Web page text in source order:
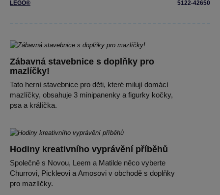
LEGO®
5122-42650
Zábavná stavebnice s doplňky pro
mazlíčky!
Tato herní stavebnice pro děti, které milují domácí
mazlíčky, obsahuje 3 minipanenky a figurky kočky,
psa a králíčka.
Hodiny kreativního vyprávění příběhů
Společně s Novou, Leem a Matilde něco vyberte
Churrovi, Pickleovi a Amosovi v obchodě s doplňky
pro mazlíčky.